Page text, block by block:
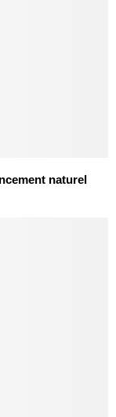
naturel